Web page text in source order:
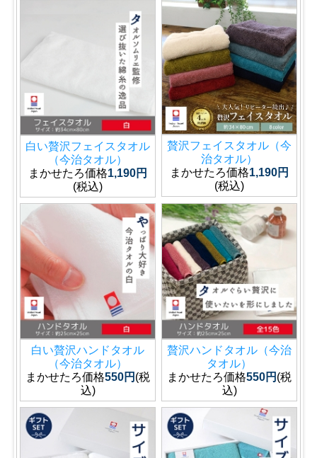
白い贅沢フェイスタオル
（今治タオル）
まかせたろ価格1,190円
(税込)
贅沢フェイスタオル（今
治タオル）
まかせたろ価格1,190円
(税込)
白い贅沢ハンドタオル
（今治タオル）
まかせたろ価格550円 (税
込)
贅沢ハンドタオル（今治
タオル）
まかせたろ価格550円 (税
込)